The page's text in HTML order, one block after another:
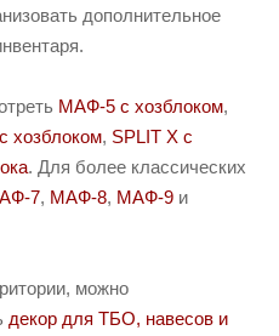
дополнительное
МАФ-5 с хозблоком,
хозблоком, SPLIT X с
. Для более классических
7, МАФ-8, МАФ-9 и
можно
декор для ТБО, навесов и